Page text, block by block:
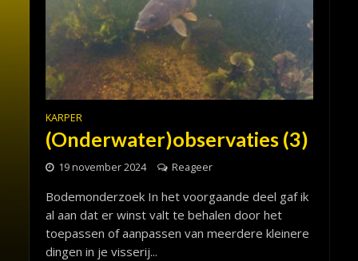
KARPER
(Onderwater)observaties (3)
19 november 2024 Reageer
Bodemonderzoek In het voorgaande deel gaf ik
al aan dat er winst valt te behalen door het
toepassen of aanpassen van meerdere kleinere
dingen in je visserij...